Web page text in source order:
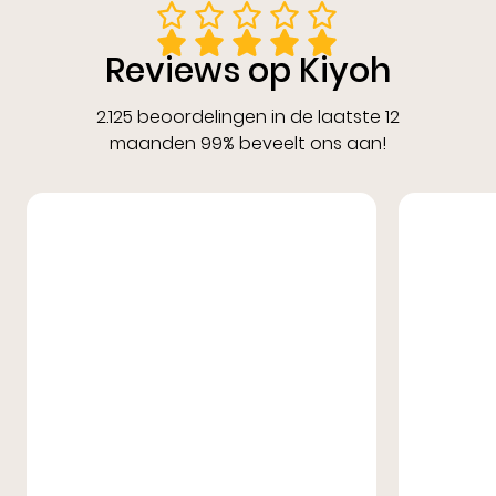
Reviews op Kiyoh
2.125 beoordelingen in de laatste 12
maanden 99% beveelt ons aan!